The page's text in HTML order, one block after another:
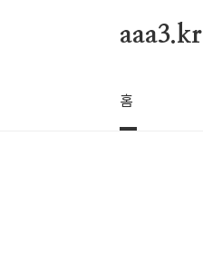
aaa3.kr
홈